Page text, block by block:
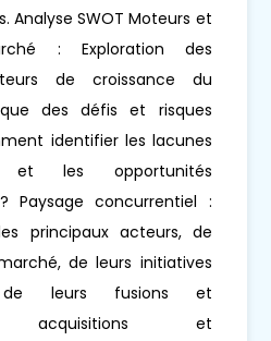
Analyse SWOT Moteurs et
: Exploration des
de croissance du
des défis et risques
identifier les lacunes
les opportunités
Paysage concurrentiel :
principaux acteurs, de
de leurs initiatives
de leurs fusions et
acquisitions et